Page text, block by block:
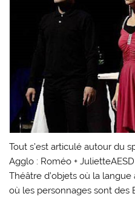
Tout s’est articulé autour du
Agglo : Roméo +
Théâtre d’objets où la
où les personnages sont des